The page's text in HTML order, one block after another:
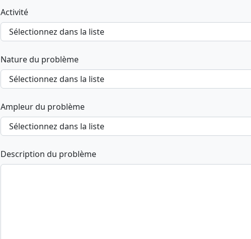
Activité
Nature du problème
Ampleur du problème
Description du problème